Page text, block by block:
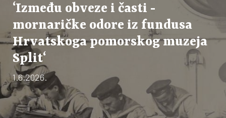
‘Između obveze i časti -
mornaričke odore iz fundusa
Hrvatskoga pomorskog muzeja
Split‘
1.6.2026.